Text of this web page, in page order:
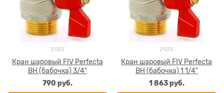
21353
Кран шаровый FIV Perfecta
ВН (бабочка) 3/4"
790 руб.
21355
Кран шаровый FIV Perfecta
ВН (бабочка) 1 1/4"
1 863 руб.